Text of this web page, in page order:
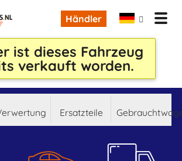
Händler
ist dieses Fahrzeug
verkauft worden.
Verwertung Ersatzteile